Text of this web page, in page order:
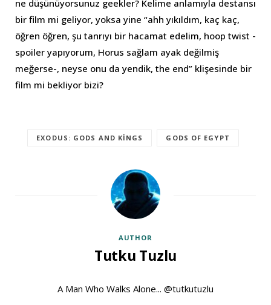
ne düşünüyorsunuz geekler? Kelime anlamıyla destansı
bir film mi geliyor, yoksa yine “ahh yıkıldım, kaç kaç,
öğren öğren, şu tanrıyı bir hacamat edelim, hoop twist -
spoiler yapıyorum, Horus sağlam ayak değilmiş
meğerse-, neyse onu da yendik, the end” klişesinde bir
film mi bekliyor bizi?
EXODUS: GODS AND KINGS GODS OF EGYPT
AUTHOR
Tutku Tuzlu
A Man Who Walks Alone... @tutkutuzlu